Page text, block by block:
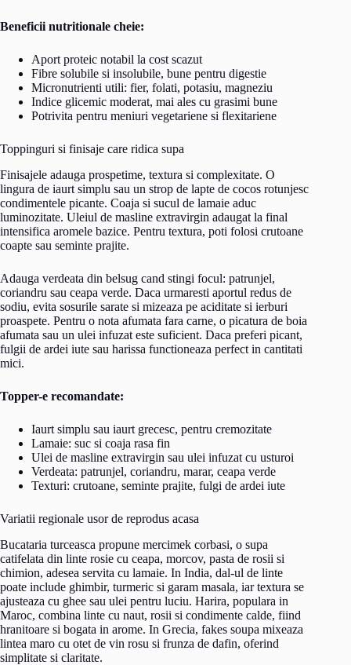
Beneficii nutritionale cheie:
Aport proteic notabil la cost scazut
Fibre solubile si insolubile, bune pentru digestie
Micronutrienti utili: fier, folati, potasiu, magneziu
Indice glicemic moderat, mai ales cu grasimi bune
Potrivita pentru meniuri vegetariene si flexitariene
Toppinguri si finisaje care ridica supa
Finisajele adauga prospetime, textura si complexitate. O
lingura de iaurt simplu sau un strop de lapte de cocos rotunjesc
condimentele picante. Coaja si sucul de lamaie aduc
luminozitate. Uleiul de masline extravirgin adaugat la final
intensifica aromele bazice. Pentru textura, poti folosi crutoane
coapte sau seminte prajite.
Adauga verdeata din belsug cand stingi focul: patrunjel,
coriandru sau ceapa verde. Daca urmaresti aportul redus de
sodiu, evita sosurile sarate si mizeaza pe aciditate si ierburi
proaspete. Pentru o nota afumata fara carne, o picatura de boia
afumata sau un ulei infuzat este suficient. Daca preferi picant,
fulgii de ardei iute sau harissa functioneaza perfect in cantitati
mici.
Topper-e recomandate:
Iaurt simplu sau iaurt grecesc, pentru cremozitate
Lamaie: suc si coaja rasa fin
Ulei de masline extravirgin sau ulei infuzat cu usturoi
Verdeata: patrunjel, coriandru, marar, ceapa verde
Texturi: crutoane, seminte prajite, fulgi de ardei iute
Variatii regionale usor de reprodus acasa
Bucataria turceasca propune mercimek corbasi, o supa
catifelata din linte rosie cu ceapa, morcov, pasta de rosii si
chimion, adesea servita cu lamaie. In India, dal-ul de linte
poate include ghimbir, turmeric si garam masala, iar textura se
ajusteaza cu ghee sau ulei pentru luciu. Harira, populara in
Maroc, combina linte cu naut, rosii si condimente calde, fiind
hranitoare si bogata in arome. In Grecia, fakes soupa mixeaza
lintea maro cu otet de vin rosu si frunza de dafin, oferind
simplitate si claritate.